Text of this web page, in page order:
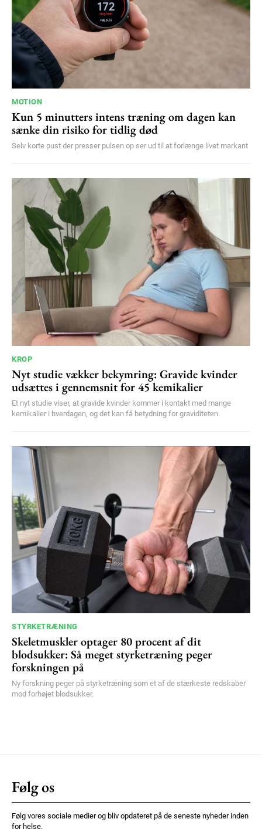
MOTION
Kun 5 minutters intens træning om dagen kan
sænke din risiko for tidlig død
Selv korte pust der presser pulsen op ser ud til at forlænge livet markant
KROP
Nyt studie vækker bekymring: Gravide kvinder
udsættes i gennemsnit for 45 kemikalier
Et nyt studie viser, at gravide kvinder kommer i kontakt med mange
kemikalier i hverdagen, og det kan få betydning for graviditeten.
STYRKETRÆNING
Skeletmuskler optager 80 procent af dit
blodsukker: Så meget styrketræning peger
forskningen på
Ny forskning peger på styrketræning som et af de stærkeste redskaber
mod forhøjet blodsukker.
Følg os
Følg vores sociale medier og bliv opdateret på de seneste nyheder inden
for helse.